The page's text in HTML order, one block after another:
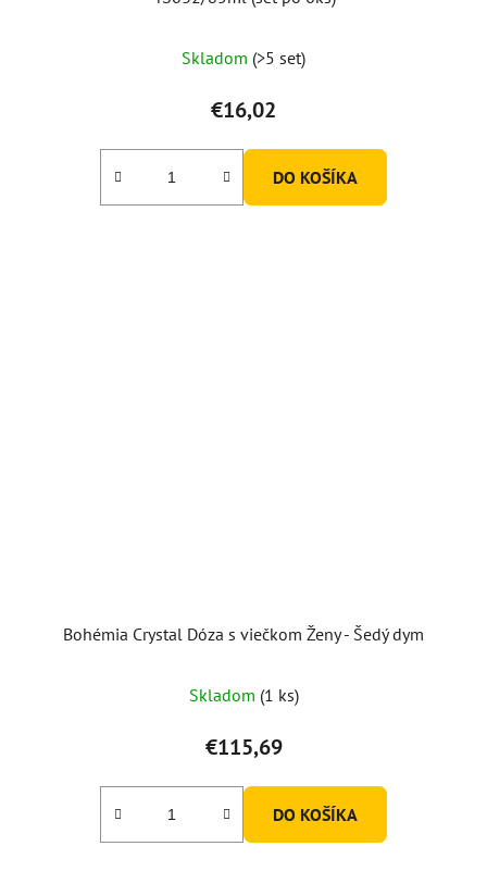
Skladom (>5 set)
€16,02
DO KOŠÍKA
Bohémia Crystal Dóza s viečkom Ženy - Šedý dym
Skladom (1 ks)
€115,69
DO KOŠÍKA